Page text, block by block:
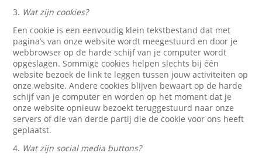
3. Wat zijn cookies?
Een cookie is een eenvoudig klein tekstbestand dat met
pagina’s van onze website wordt meegestuurd en door je
webbrowser op de harde schijf van je computer wordt
opgeslagen. Sommige cookies helpen slechts bij één
website bezoek de link te leggen tussen jouw activiteiten op
onze website. Andere cookies blijven bewaart op de harde
schijf van je computer en worden op het moment dat je
onze website opnieuw bezoekt teruggestuurd naar onze
servers of die van derde partij die de cookie voor ons heeft
geplaatst.
4. Wat zijn social media buttons?